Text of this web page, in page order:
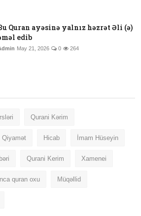
Quran ayəsinə yalnız həzrət Əli (ə)
edib
May 21, 2026 0 264
Qurani Kərim
Qiyamət Hicab İmam Hüseyin
Qurani Kerim Xamenei
quran oxu Müqəllid